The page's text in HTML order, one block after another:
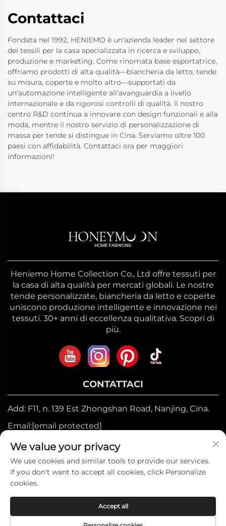
Contattaci
Fondata nel 1992, HENIEMO è un'azienda leader nel settore
dei tessili per la casa specializzata in ricerca e sviluppo,
produzione e marketing. Come rinomata base esportatrice,
offriamo prodotti di alta qualità—biancheria da letto, tende
su misura, coperte e molto altro—supportati da
un'automazione intelligente all'avanguardia a livello
internazionale e da rigorosi controlli di qualità. Il nostro
centro R&D continua a innovare con design funzionali e alla
moda, mentre il nostro servizio di personalizzazione di
massa per tende si distingue in Cina. Serviamo oltre 100
paesi con affidabilità. Contattaci ora per maggiori
informazioni!
Heniemo Home Collection Co., Ltd offre tessuti per
la casa di alta qualità per mercati globali. Le nostre
tende personalizzate, biancheria da letto e coperte
uniscono produzione intelligente e innovazione nei
tessuti. 30+ anni di eccellenza qualitativa. Scopri di
più.
CONTATTACI
Add: F11, n. 139 Est Zhongshan Road, Nanjing, Cina.
Email:[email protected]
Mobile:+86-17327710449
Tel:+86-025-84573776
Copyright © 2025 Heniemo Home Collection
Informativa sulla privacy
We value your privacy
We use cookies and similar tools to provide our services.
If you don't want to accept all cookies, click Personalize
cookies.
Accept all